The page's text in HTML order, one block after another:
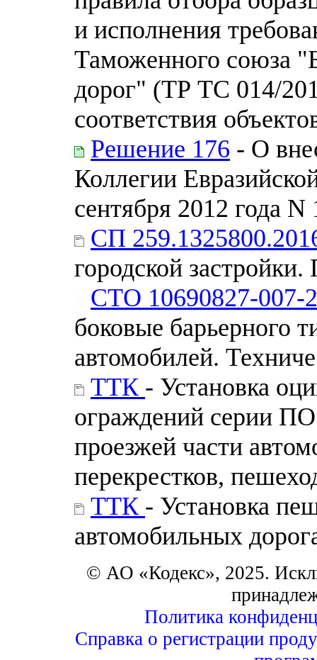
и исполнения
Таможенного союза
дорог" (ТР ТС 014/
соответствия
Решение 176 - О
Коллегии
сентября 2012 года N
СП
городской
СТО 10690827-007-
боковые барьерного
автомобилей.
ТТК - Установка
ограждений серии
проезжей части
перекрестков,
ТТК - Установка
автомобильных
© АО «Кодекс», 2025.
Политика
Справка о регистрации